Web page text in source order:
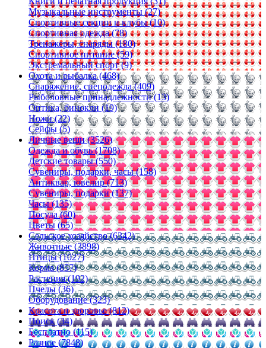
Музыкальные инструменты (27)
Спортивные секции и клубы (10)
Спортивная одежда (78)
Тренажеры, снаряды (180)
Спортивное питание (59)
Экстремальный спорт (9)
Охота и рыбалка (468)
Снаряжение, спецодежда (409)
Рыболовные принадлежности (13)
Оптика, бинокли (19)
Ножи (22)
Сейфы (5)
Личные вещи (3526)
Одежда и обувь (1708)
Детские товары (550)
Сувениры, подарки, часы (158)
Антиквар, ювелир (713)
Сувениры, подарки (137)
Часы (135)
Посуда (60)
Цветы (65)
Сельское хозяйство (6342)
Животные (3898)
Птицы (1027)
Корма (857)
Растения (192)
Пчелы (36)
Оборудование (323)
Красота и здоровье (812)
Поиск (34)
Бесплатно (115)
Разное (7848)